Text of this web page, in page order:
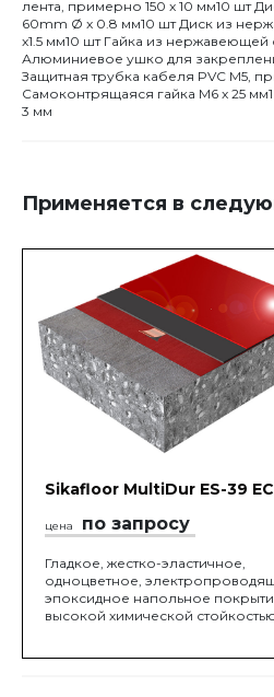
лента, примерно 150 x 10 мм10 шт
60mm Ø x 0.8 мм10 шт Диск из
x1.5 мм10 шт Гайка из нержавеющей
Алюминиевое ушко для
Защитная трубка кабеля PVC M5,
Самоконтрящаяся гайка M6 x 25
3 мм
Применяется в
Sikafloor MultiDur ES-39
цена по запросу
Гладкое, жестко-эластичное,
одноцветное,
эпоксидное напольное
высокой химической